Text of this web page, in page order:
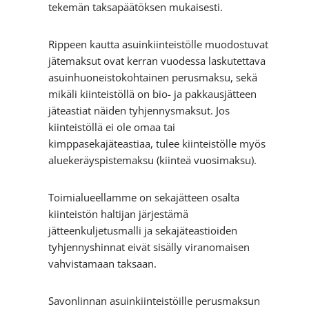
tekemän taksapäätöksen mukaisesti.
Rippeen kautta asuinkiinteistölle muodostuvat
jätemaksut ovat kerran vuodessa laskutettava
asuinhuoneistokohtainen perusmaksu, sekä
mikäli kiinteistöllä on bio- ja pakkausjätteen
jäteastiat näiden tyhjennysmaksut. Jos
kiinteistöllä ei ole omaa tai
kimppasekajäteastiaa, tulee kiinteistölle myös
aluekeräyspistemaksu (kiinteä vuosimaksu).
Toimialueellamme on sekajätteen osalta
kiinteistön haltijan järjestämä
jätteenkuljetusmalli ja sekajäteastioiden
tyhjennyshinnat eivät sisälly viranomaisen
vahvistamaan taksaan.
Savonlinnan asuinkiinteistöille perusmaksun